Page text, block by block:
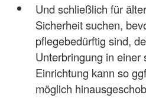
Und schließlich für
Sicherheit suchen,
pflegebedürftig sind,
Unterbringung in einer
Einrichtung kann so
möglich